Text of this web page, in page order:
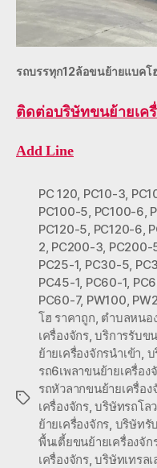
รถบรรทุก12ล้อขนย้ายแบคโ
ติดต่อบริษัทขนย้ายเค
Add Line
Tags
PC 120, PC10-3,
PC100-5, PC100-6,
PC120-5, PC120-6,
2, PC200-3, PC200-
PC25-1, PC30-5,
PC45-1, PC60-1,
PC60-7, PW100,
โฮ ราคาถูก, ตำบลหนอ
เครื่องจักร,บริการรับข
ย้ายเครื่องจักรนำเข้า, บ
รถ6เพลาขนย้ายเครื่อง
รถหัวลากขนย้ายเครื่อง
เครื่องจักร,บริษัทรถโล
ย้ายเครื่องจักร, บริษัทรั
พื้นเตี้ยขนย้ายเครื่องจัก
เครื่องจักร,บริษัทเทรล